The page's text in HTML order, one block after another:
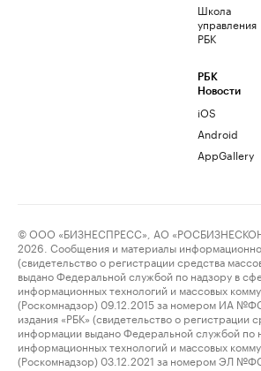
Школа
управления
РБК
РБК
Новости
iOS
Android
AppGallery
© ООО «БИЗНЕСПРЕСС», АО
2026. Сообщения и материалы
(свидетельство о регистрации средства
выдано Федеральной службой по надзору в
информационных технологий и массовых
(Роскомнадзор) 09.12.2015 за номером ИА
издания «РБК» (свидетельство о регистрации
информации выдано Федеральной службой по
информационных технологий и массовых
(Роскомнадзор) 03.12.2021 за номером ЭЛ